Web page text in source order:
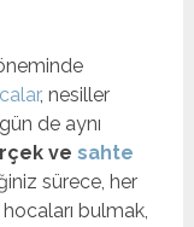
, nesiller
de aynı
vesahte
sürece, her
bulmak,